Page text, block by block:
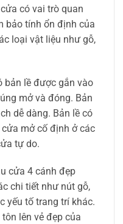
có vai trò quan
bảo tính ổn định của
loại vật liệu như gỗ,
bản lề được gắn vào
mở và đóng. Bản
dễ dàng. Bản lề có
mở cố định ở các
tự do.
cửa 4 cánh đẹp
chi tiết như nút gỗ,
yếu tố trang trí khác.
lên vẻ đẹp của